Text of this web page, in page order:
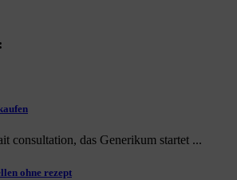
consultation, das Generikum startet ...
ohne rezept